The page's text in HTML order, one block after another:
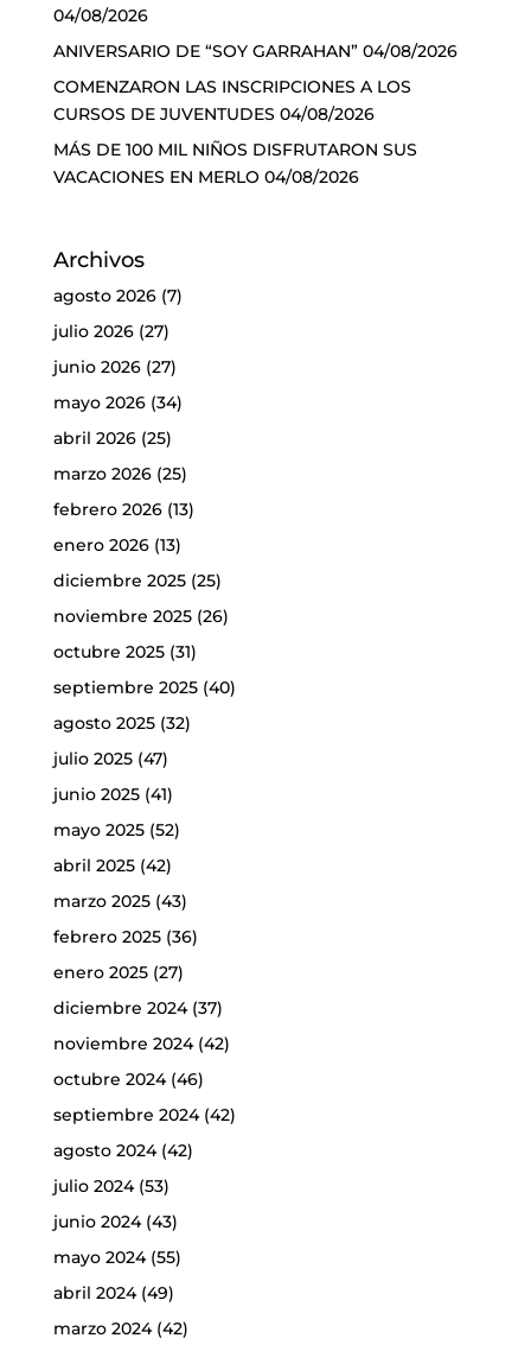
04/08/2026
ANIVERSARIO DE “SOY GARRAHAN” 04/08/2026
COMENZARON LAS INSCRIPCIONES A LOS
CURSOS DE JUVENTUDES 04/08/2026
MÁS DE 100 MIL NIÑOS DISFRUTARON SUS
VACACIONES EN MERLO 04/08/2026
Archivos
agosto 2026(7)
julio 2026(27)
junio 2026(27)
mayo 2026(34)
abril 2026(25)
marzo 2026(25)
febrero 2026(13)
enero 2026(13)
diciembre 2025(25)
noviembre 2025(26)
octubre 2025(31)
septiembre 2025(40)
agosto 2025(32)
julio 2025(47)
junio 2025(41)
mayo 2025(52)
abril 2025(42)
marzo 2025(43)
febrero 2025(36)
enero 2025(27)
diciembre 2024(37)
noviembre 2024(42)
octubre 2024(46)
septiembre 2024(42)
agosto 2024(42)
julio 2024(53)
junio 2024(43)
mayo 2024(55)
abril 2024(49)
marzo 2024(42)